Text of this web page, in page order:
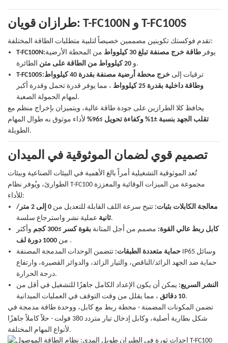
طرازان قويان: T-FC100N و T-FC100S
تقدم فوكستك تكوينين مصممين خصيصاً لتلبية متطلبات الطاقة المختلفة:
T-FC100N:
يوفرطاقة خرج مصنفة تبلغ 30 كيلوواط
من المحطة الأرضية
و20 كيلوواط من الطاقة على متن
الطائرة.
T-FC100S:
ترقيات إلىخرج محطة أرضية مصنفة بقدرة 40 كيلوواط
وطاقة داخلية بقدرة 25 كيلوواط
، مما يوفر قدرة تحمل وقدرة أكبر
لمهام الحمولة الصعبة.
يحافظ كلا الطرازين على جودة طاقة عالية، ويتميزان بإخراج منظم مع
تقلب الجهد بنسبة ±1%
وكفاءة تحويل ≥96%
لأداء موثوق به طوال المهام
الطويلة.
تصميم قوي لضمان الموثوقية في الميدان
تُعد الموثوقية التشغيلية أمراً بالغ الأهمية في البيئات الصناعية وبيئات
الطوارئ، ويُوفر نظام T-FC100 مجموعة من الميزات الوقائية والمعززة
للأداء:
معالجة الكابلات بثبات: تتيح سرعة اللف القابلة للتعديل من
0 إلى 2 متر/
ثانيةعملية نشر واسترجاع سلسة.
كابل ربط عالي القوة: مصمم من أجل المتانةبقوة كسر ≥300 كجم
وأكثر
من1000 دورة لف
.
حماية متعددة الطبقات: تتضمن الوحدات المدمجة المصنفة IP65 وسائل
حماية ضد الجهد الزائد/الناقص، والتيار الزائد، والدوائر القصيرة، وارتفاع
درجة الحرارة.
النشر السريع: يمكن أن يكون الإعداد الكامل جاهزًا للتشغيل في أقل من
10 دقائق، مما يقلل من وقت التوقف في العمليات الميدانية.
تضمن المكونات المضمنة - محطة ربط مع كابل، ووحدة طاقة مدمجة في
شكل بطارية أصلية، وكابل إدخال تيار متردد 380 فولت - حلاً كاملاً جاهزًا
لأنواع المهام المختلفة.